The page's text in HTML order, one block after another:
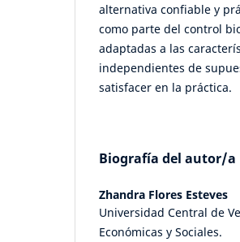
alternativa confiable y
como parte del control
adaptadas a las
independientes de
satisfacer en la práctica.
Biografía del autor/a
Zhandra Flores Esteves
Universidad Central de
Económicas y Sociales.